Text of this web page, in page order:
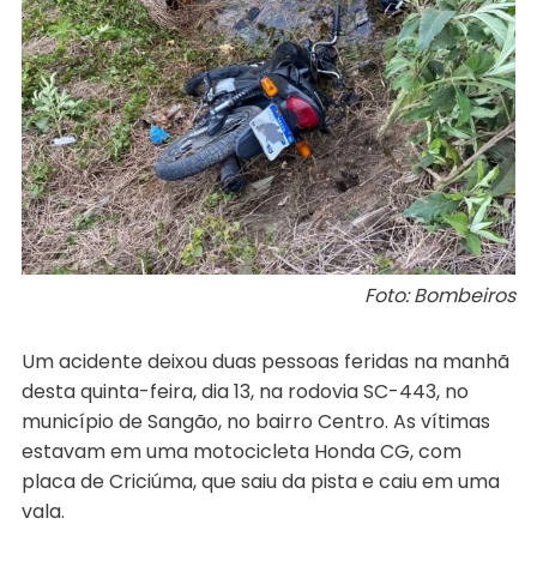
Foto: Bombeiros
Um acidente deixou duas pessoas feridas na manhã
desta quinta-feira, dia 13, na rodovia SC-443, no
município de Sangão, no bairro Centro. As vítimas
estavam em uma motocicleta Honda CG, com
placa de Criciúma, que saiu da pista e caiu em uma
vala.